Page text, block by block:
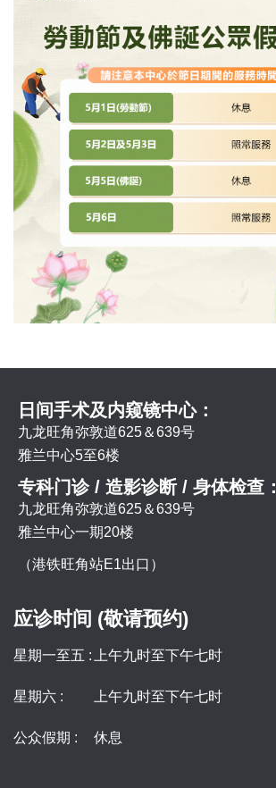
日间手术及内窥镜中心：
九龙旺角弥敦道625＆639号
雅兰中心5至6楼
专科门诊 / 造影诊断 / 身体检查：
九龙旺角弥敦道625＆639号
雅兰中心一期20楼
（港铁旺角站E1出口）
应诊时间 (敬请预约)
星期一至五 : 上午九时至下午七时
星期六 : 上午九时至下午七时
公众假期 : 休息